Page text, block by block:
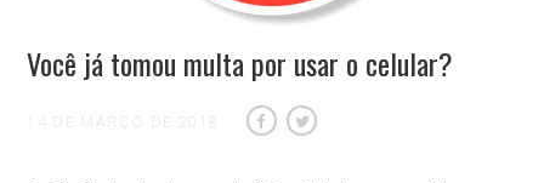
Você já tomou multa por usar o celular?
14 DE MARÇO DE 2018